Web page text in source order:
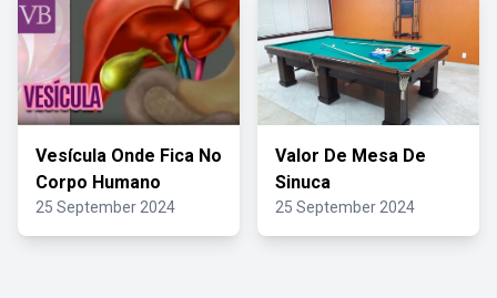
Vesícula Onde Fica No
Corpo Humano
25 September 2024
Valor De Mesa De
Sinuca
25 September 2024